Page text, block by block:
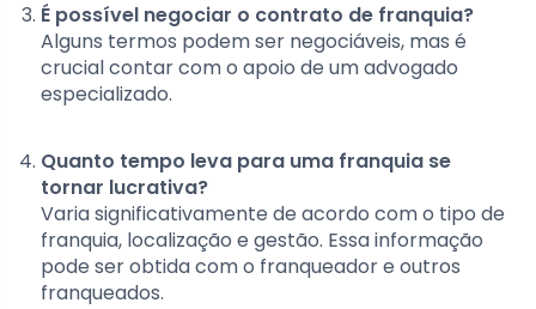
É possível negociar o contrato de franquia?
Alguns termos podem ser negociáveis, mas é
crucial contar com o apoio de um advogado
especializado.
Quanto tempo leva para uma franquia se
tornar lucrativa?
Varia significativamente de acordo com o tipo de
franquia, localização e gestão. Essa informação
pode ser obtida com o franqueador e outros
franqueados.